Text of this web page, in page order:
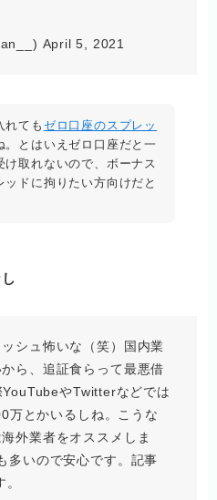
April 5, 2021
れても ゼロ口座のスプレッ
。とはいえゼロ口座だと一
け取れないので、ボーナス
ッドに拘りたい方向けだと
シュ怖いな（笑）国内業
ら、追証食らって最悪借
やTwitterなどでは
万とかいるしね。こうな
外業者をオススメしま
多いので安心です。記事